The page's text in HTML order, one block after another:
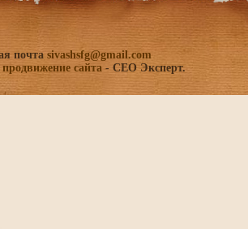
почта sivashsfg@gmail.com
сайта - СЕО Эксперт.